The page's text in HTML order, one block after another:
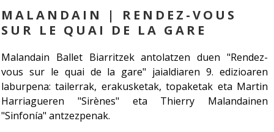
MALANDAIN | RENDEZ-VOUS
SUR LE QUAI DE LA GARE
Malandain Ballet Biarritzek antolatzen duen "Rendez-
vous sur le quai de la gare" jaialdiaren 9. edizioaren
laburpena: tailerrak, erakusketak, topaketak eta Martin
Harriagueren "Sirènes" eta Thierry Malandainen
"Sinfonía" antzezpenak.